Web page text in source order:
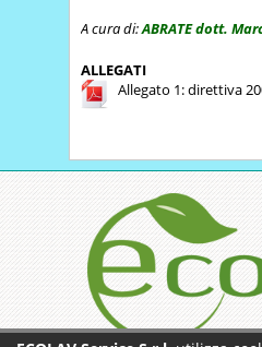
A cura di:ABRATE dott.
ALLEGATI
Allegato 1: direttiva